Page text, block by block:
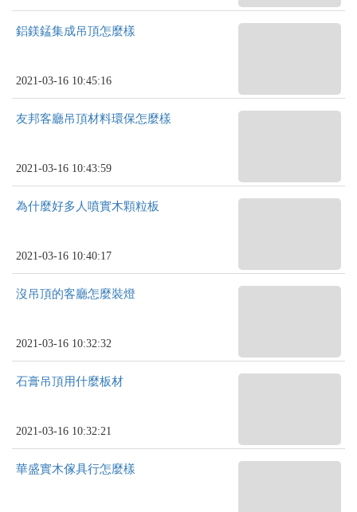
鋁鎂錳集成吊頂怎麼樣
2021-03-16 10:45:16
友邦客廳吊頂材料環保怎麼樣
2021-03-16 10:43:59
為什麼好多人噴實木顆粒板
2021-03-16 10:40:17
沒吊頂的客廳怎麼裝燈
2021-03-16 10:32:32
石膏吊頂用什麼板材
2021-03-16 10:32:21
華盛實木傢具行怎麼樣